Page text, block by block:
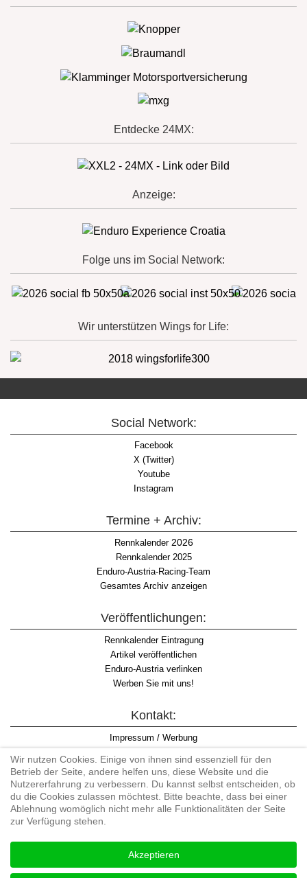
Entdecke 24MX:
Anzeige:
Folge uns im Social Network:
Wir unterstützen Wings for Life:
Social Network:
Facebook
X (Twitter)
Youtube
Instagram
Termine + Archiv:
Rennkalender2026
Rennkalender 2025
Enduro-Austria-Racing-Team
Gesamtes Archiv anzeigen
Veröffentlichungen:
Rennkalender Eintragung
Artikel veröffentlichen
Enduro-Austria verlinken
Werben Sie mit uns!
Kontakt:
Impressum / Werbung
Informationspflicht WKO
AGB
#enduroaustria, #wirlebenenduro #enduroaustriaracingteam
Enduro-Austria, Enduro, Endurosport, Endurocross, Endurotraining,
Wir nutzen Cookies. Einige von ihnen sind essenziell für den
Betrieb der Seite, andere helfen uns, diese Website und die
Nutzererfahrung zu verbessern. Du kannst selbst entscheiden, ob
du die Cookies zulassen möchtest. Bitte beachte, dass bei einer
Ablehnung womöglich nicht mehr alle Funktionalitäten der Seite
zur Verfügung stehen.
Akzeptieren